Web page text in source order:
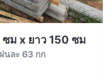
ม x ยาว 150 ซม
นละ 63 กก